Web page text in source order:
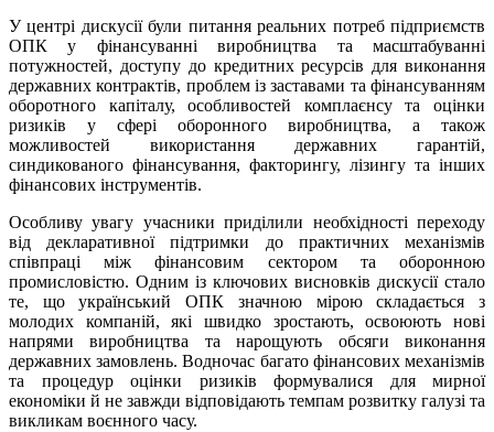
У центрі дискусії були питання реальних потреб підприємств
ОПК у фінансуванні виробництва та масштабуванні
потужностей, доступу до кредитних ресурсів для виконання
державних контрактів, проблем із заставами та фінансуванням
оборотного капіталу, особливостей комплаєнсу та оцінки
ризиків у сфері оборонного виробництва, а також
можливостей використання державних гарантій,
синдикованого фінансування, факторингу, лізингу та інших
фінансових інструментів.
Особливу увагу учасники приділили необхідності переходу
від декларативної підтримки до практичних механізмів
співпраці між фінансовим сектором та оборонною
промисловістю. Одним із ключових висновків дискусії стало
те, що український ОПК значною мірою складається з
молодих компаній, які швидко зростають, освоюють нові
напрями виробництва та нарощують обсяги виконання
державних замовлень. Водночас багато фінансових механізмів
та процедур оцінки ризиків формувалися для мирної
економіки й не завжди відповідають темпам розвитку галузі та
викликам воєнного часу.